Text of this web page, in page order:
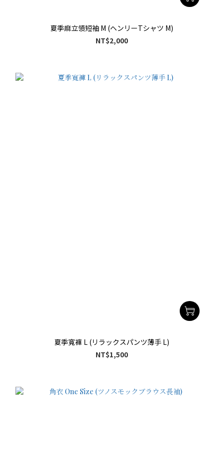
夏季麻立領短袖 M (ヘンリーTシャツ M)
NT$2,000
夏季寬褲 L (リラックスパンツ薄手 L)
NT$1,500